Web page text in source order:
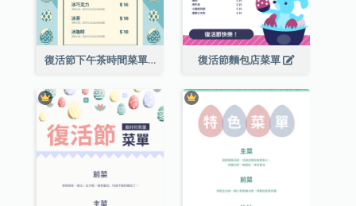
復活節下午茶時間菜單 復活節麵包店菜單